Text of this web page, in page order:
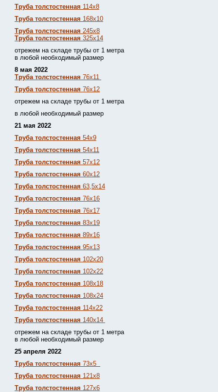
Труба толстостенная 114х8
Труба толстостенная 168х10
Труба толстостенная 245х8
Труба толстостенная 325х14
отрежем на складе трубы от 1 метра
в любой необходимый размер
8 мая 2022
Труба толстостенная 76х11
Труба толстостенная 76х12
отрежем на складе трубы от 1 метра
в любой необходимый размер
21 мая 2022
Труба толстостенная 54х9
Труба толстостенная 54х11
Труба толстостенная 57х12
Труба толстостенная 60х12
Труба толстостенная 63,5х14
Труба толстостенная 76х16
Труба толстостенная 76х17
Труба толстостенная 83х19
Труба толстостенная 89х16
Труба толстостенная 95х13
Труба толстостенная 102х20
Труба толстостенная 102х22
Труба толстостенная 108х18
Труба толстостенная 108х24
Труба толстостенная 114х22
Труба толстостенная 140х14
отрежем на складе трубы от 1 метра
в любой необходимый размер
25 апреля 2022
Труба толстостенная 73х5
Труба толстостенная 121х8
Труба толстостенная 127х6